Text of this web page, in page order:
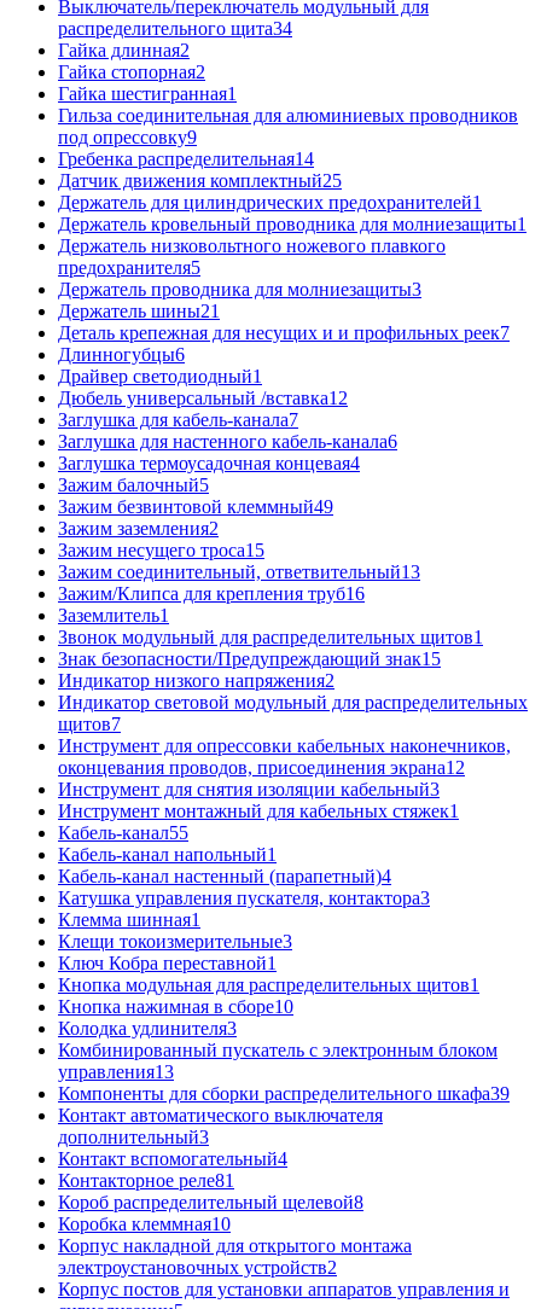
Выключатель/переключатель модульный для
распределительного щита34
Гайка длинная2
Гайка стопорная2
Гайка шестигранная1
Гильза соединительная для алюминиевых проводников
под опрессовку9
Гребенка распределительная14
Датчик движения комплектный25
Держатель для цилиндрических предохранителей1
Держатель кровельный проводника для молниезащиты1
Держатель низковольтного ножевого плавкого
предохранителя5
Держатель проводника для молниезащиты3
Держатель шины21
Деталь крепежная для несущих и и профильных реек7
Длинногубцы6
Драйвер светодиодный1
Дюбель универсальный /вставка12
Заглушка для кабель-канала7
Заглушка для настенного кабель-канала6
Заглушка термоусадочная концевая4
Зажим балочный5
Зажим безвинтовой клеммный49
Зажим заземления2
Зажим несущего троса15
Зажим соединительный, ответвительный13
Зажим/Клипса для крепления труб16
Заземлитель1
Звонок модульный для распределительных щитов1
Знак безопасности/Предупреждающий знак15
Индикатор низкого напряжения2
Индикатор световой модульный для распределительных
щитов7
Инструмент для опрессовки кабельных наконечников,
оконцевания проводов, присоединения экрана12
Инструмент для снятия изоляции кабельный3
Инструмент монтажный для кабельных стяжек1
Кабель-канал55
Кабель-канал напольный1
Кабель-канал настенный (парапетный)4
Катушка управления пускателя, контактора3
Клемма шинная1
Клещи токоизмерительные3
Ключ Кобра переставной1
Кнопка модульная для распределительных щитов1
Кнопка нажимная в сборе10
Колодка удлинителя3
Комбинированный пускатель с электронным блоком
управления13
Компоненты для сборки распределительного шкафа39
Контакт автоматического выключателя
дополнительный3
Контакт вспомогательный4
Контакторное реле81
Короб распределительный щелевой8
Коробка клеммная10
Корпус накладной для открытого монтажа
электроустановочных устройств2
Корпус постов для установки аппаратов управления и